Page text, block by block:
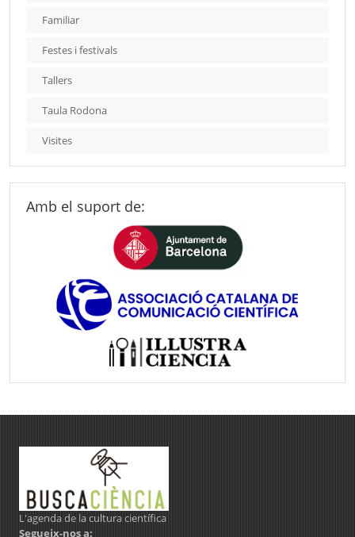
Familiar
Festes i festivals
Tallers
Taula Rodona
Visites
Amb el suport de:
L'agenda de la cultura científica
Segueix-nos a: